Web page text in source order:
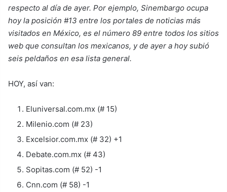
respecto al día de ayer. Por ejemplo, Sinembargo ocupa
hoy la posición #13 entre los portales de noticias más
visitados en México, es el número 89 entre todos los sitios
web que consultan los mexicanos, y de ayer a hoy subió
seis peldaños en esa lista general.
HOY, así van:
Eluniversal.com.mx (# 15)
Milenio.com (# 23)
Excelsior.com.mx (# 32) +1
Debate.com.mx (# 43)
Sopitas.com (# 52) -1
Cnn.com (# 58) -1